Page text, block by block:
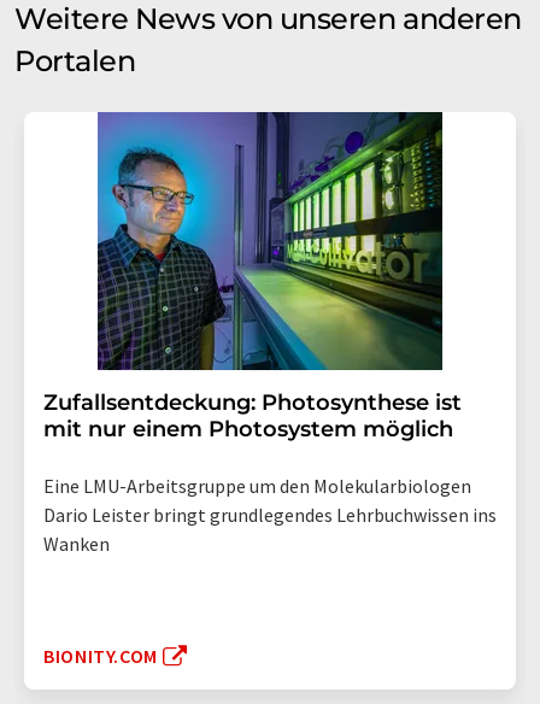
Weitere News von unseren anderen
Portalen
Zufallsentdeckung: Photosynthese ist
mit nur einem Photosystem möglich
Eine LMU-Arbeitsgruppe um den Molekularbiologen
Dario Leister bringt grundlegendes Lehrbuchwissen ins
Wanken
BIONITY.COM